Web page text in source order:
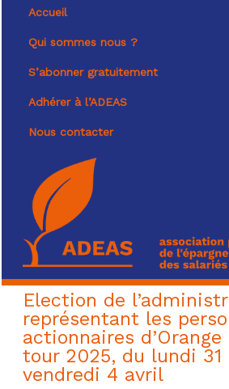
Accueil
Qui sommes nous ?
S’abonner gratuitement
Adhérer à l’ADEAS
Nous contacter
Election de
représentant les
actionnaires
tour 2025, du lundi 31
vendredi 4 avril